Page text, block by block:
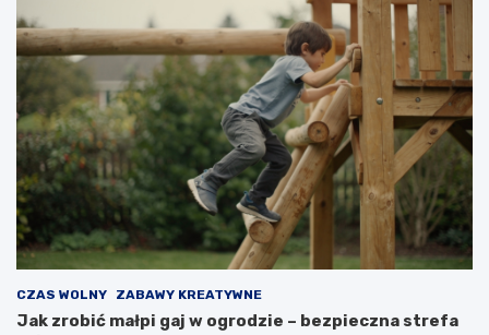
CZAS WOLNY ZABAWY KREATYWNE
Jak zrobić małpi gaj w ogrodzie – bezpieczna strefa